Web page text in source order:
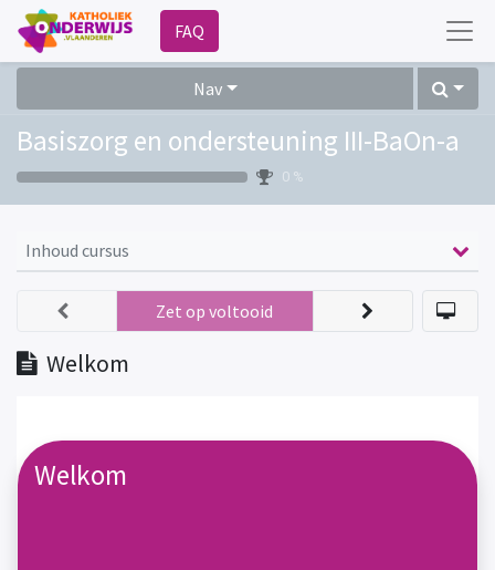
FAQ
Nav
Basiszorg en ondersteuning III-BaOn-a
0 %
Inhoud cursus
Welkom
Zet op voltooid
Welkom